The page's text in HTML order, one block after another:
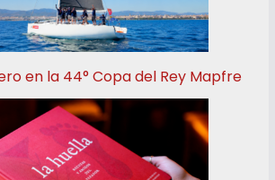
en la 44° Copa del Rey Mapfre